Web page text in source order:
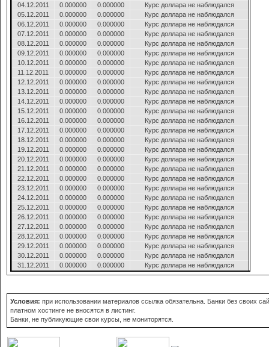
04.12.2011
0.000000 0.000000
Курс доллара не наблюдался
05.12.2011
0.000000 0.000000
Курс доллара не наблюдался
06.12.2011
0.000000 0.000000
Курс доллара не наблюдался
07.12.2011
0.000000 0.000000
Курс доллара не наблюдался
08.12.2011
0.000000 0.000000
Курс доллара не наблюдался
09.12.2011
0.000000 0.000000
Курс доллара не наблюдался
10.12.2011
0.000000 0.000000
Курс доллара не наблюдался
11.12.2011
0.000000 0.000000
Курс доллара не наблюдался
12.12.2011
0.000000 0.000000
Курс доллара не наблюдался
13.12.2011
0.000000 0.000000
Курс доллара не наблюдался
14.12.2011
0.000000 0.000000
Курс доллара не наблюдался
15.12.2011
0.000000 0.000000
Курс доллара не наблюдался
16.12.2011
0.000000 0.000000
Курс доллара не наблюдался
17.12.2011
0.000000 0.000000
Курс доллара не наблюдался
18.12.2011
0.000000 0.000000
Курс доллара не наблюдался
19.12.2011
0.000000 0.000000
Курс доллара не наблюдался
20.12.2011
0.000000 0.000000
Курс доллара не наблюдался
21.12.2011
0.000000 0.000000
Курс доллара не наблюдался
22.12.2011
0.000000 0.000000
Курс доллара не наблюдался
23.12.2011
0.000000 0.000000
Курс доллара не наблюдался
24.12.2011
0.000000 0.000000
Курс доллара не наблюдался
25.12.2011
0.000000 0.000000
Курс доллара не наблюдался
26.12.2011
0.000000 0.000000
Курс доллара не наблюдался
27.12.2011
0.000000 0.000000
Курс доллара не наблюдался
28.12.2011
0.000000 0.000000
Курс доллара не наблюдался
29.12.2011
0.000000 0.000000
Курс доллара не наблюдался
30.12.2011
0.000000 0.000000
Курс доллара не наблюдался
31.12.2011
0.000000 0.000000 Курс доллара не наблюдался
Условия: при использовании материалов ссылка обязательна. Банки без своих
платном хостинге не вносятся в листинг.
Банки, не публикующие свои курсы, не мониторятся.